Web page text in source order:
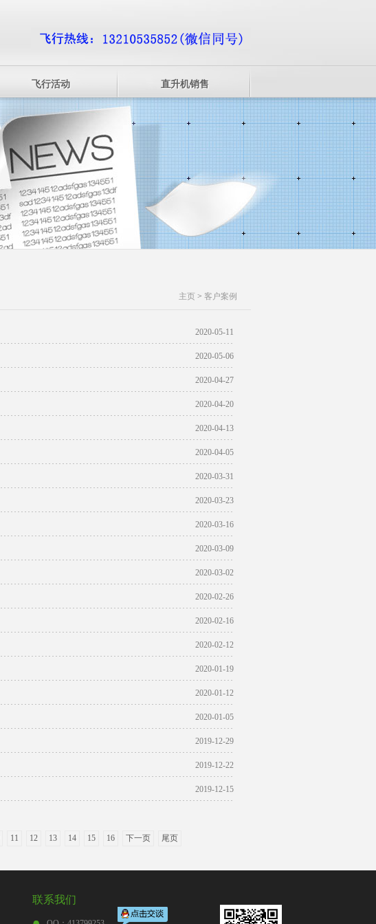
飞行活动 直升机销售
主页 > 客户案例
2020-05-11
2020-05-06
2020-04-27
2020-04-20
2020-04-13
2020-04-05
2020-03-31
2020-03-23
2020-03-16
2020-03-09
2020-03-02
2020-02-26
2020-02-16
2020-02-12
2020-01-19
2020-01-12
2020-01-05
2019-12-29
2019-12-22
2019-12-15
11 12 13 14 15 16 下一页 尾页
联系我们